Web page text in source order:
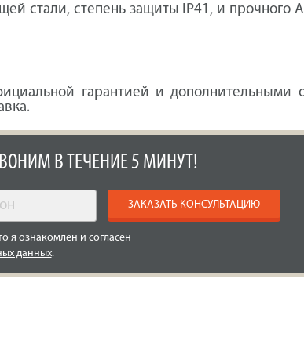
стали, степень защиты IP41, и прочного
гарантией и дополнительными
В ТЕЧЕНИЕ 5 МИНУТ!
ЗАКАЗАТЬ КОНСУЛЬТАЦИЮ
я ознакомлен и согласен
данных.